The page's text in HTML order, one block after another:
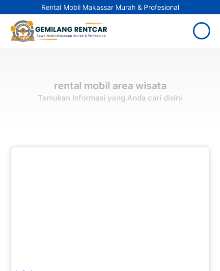
Rental Mobil Makassar Murah & Profesional
rental mobil area wisata
Temukan Informasi yang Anda cari disini